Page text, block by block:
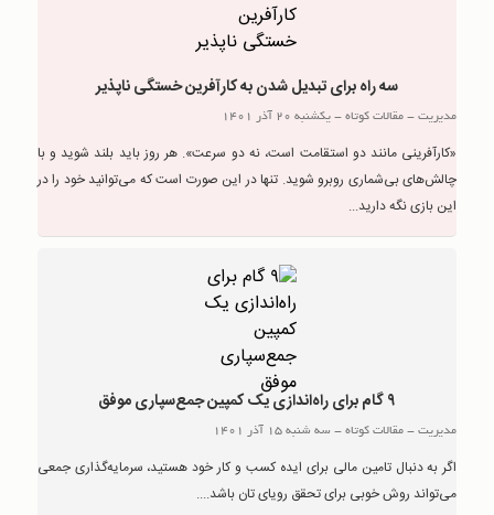
سه راه برای تبدیل شدن به کارآفرین خستگی ناپذیر
مدیریت-مقالات کوتاه-یکشنبه 20 آذر 1401
«کارآفرینی مانند دو استقامت است، نه دو سرعت». هر روز باید بلند شوید و با
چالش‌های بی‌شماری روبرو شوید. تنها در این صورت است که می‌توانید خود را در
این بازی نگه دارید...
۹ گام برای راه‌اندازی یک کمپین جمع‌سپاری موفق
مدیریت-مقالات کوتاه- سه شنبه 15 آذر 1401
اگر به دنبال تامین مالی برای ایده‌ کسب و کار خود هستید، سرمایه‌گذاری جمعی
می‌تواند روش خوبی برای تحقق رویای تان باشد....